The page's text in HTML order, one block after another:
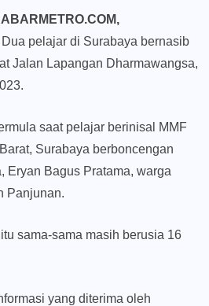
pelajar di Surabaya bernasib
Jalan Lapangan Dharmawangsa,
saat pelajar berinisal MMF
Surabaya berboncengan
Eryan Bagus Pratama, warga
Panjunan.
sama-sama masih berusia 16
yang diterima oleh